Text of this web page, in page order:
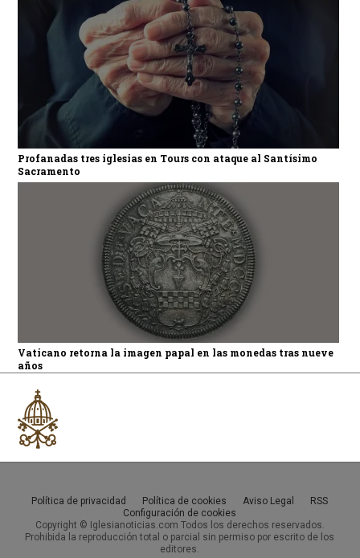
Profanadas tres iglesias en Tours con ataque al Santísimo
Sacramento
Vaticano retorna la imagen papal en las monedas tras nueve
años
Política de privacidad Política de cookies Aviso Legal
RSS
Configuración de cookies
Copyright © Iglesianoticias.com Todos los derechos reservados.
Prohibida la reproducción total o parcial sin permiso por escrito de los
editores.